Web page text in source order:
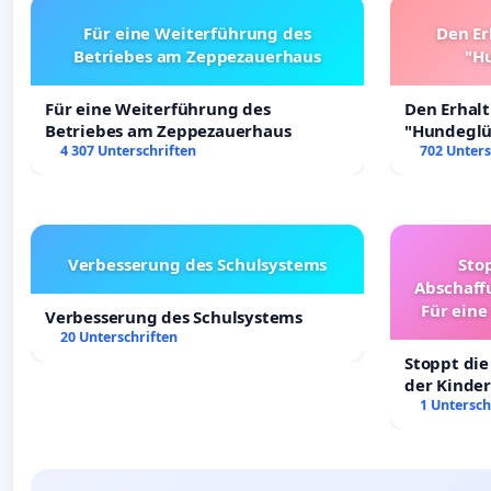
Wir danken Ihnen für die wohlwollende Prüfung
Für eine Weiterführung des
Betriebes am Zeppezauerhaus
Für eine Weiterführung des
Betriebes am Zeppezauerhaus
4 307 Unterschriften
Den
Den
702
Verbesserung des Schulsystems
Verbesserung des Schulsystems
20 Unterschriften
Für
Stoppt
der
sichere
1